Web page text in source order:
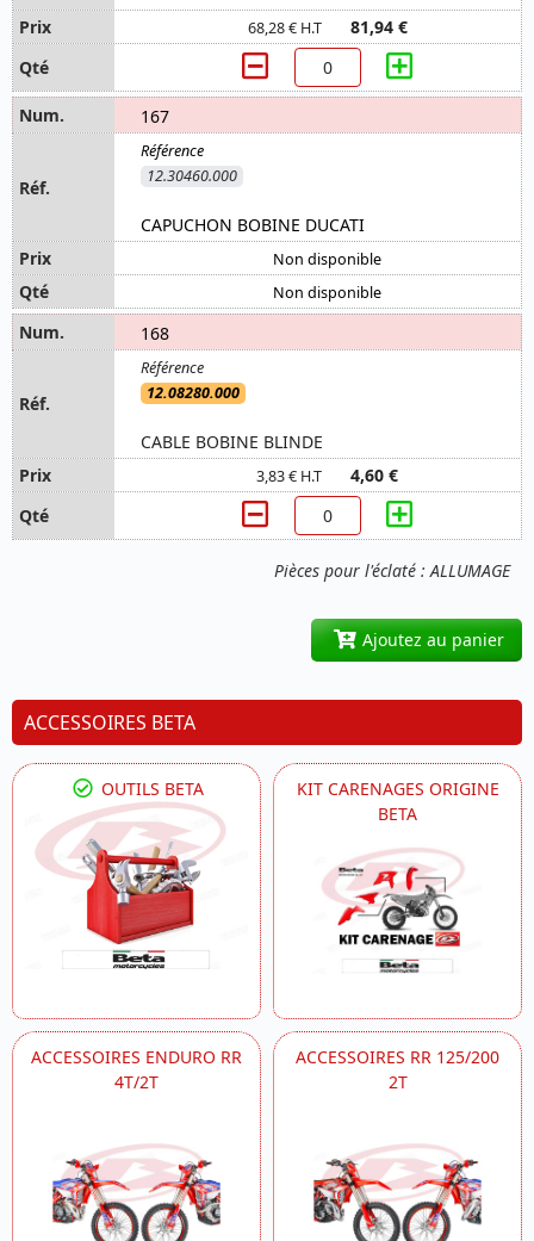
Pièces pour l'éclaté : ALLUMAGE
68,28 € H.T 81,94 €
167
12.30460.000
CAPUCHON BOBINE DUCATI
Non disponible
Non disponible
168
12.08280.000
CABLE BOBINE BLINDE
3,83 € H.T 4,60 €
Ajoutez au panier
ACCESSOIRES BETA
OUTILS BETA
KIT CARENAGES ORIGINE
BETA
ACCESSOIRES ENDURO RR
4T/2T
ACCESSOIRES RR 125/200
2T